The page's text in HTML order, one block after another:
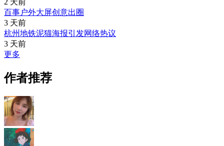
2 天前
百事户外大屏创意出圈
3 天前
杭州地铁泥猫海报引发网络热议
3 天前
更多
作者推荐